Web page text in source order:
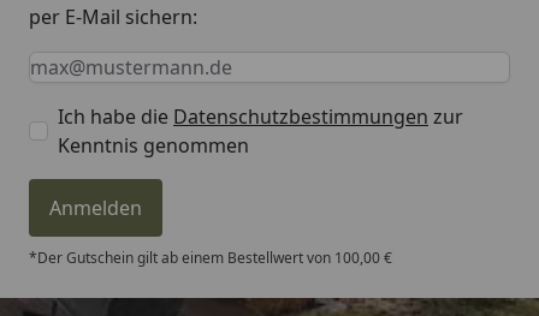
per E-Mail sichern:
Keine Eingabe erforderlich
Eingabe erforderlich
E-Mail *
Ich habe die Datenschutzbestimmungen zur
Kenntnis genommen
Anmelden
*Der Gutschein gilt ab einem Bestellwert von 100,00 €